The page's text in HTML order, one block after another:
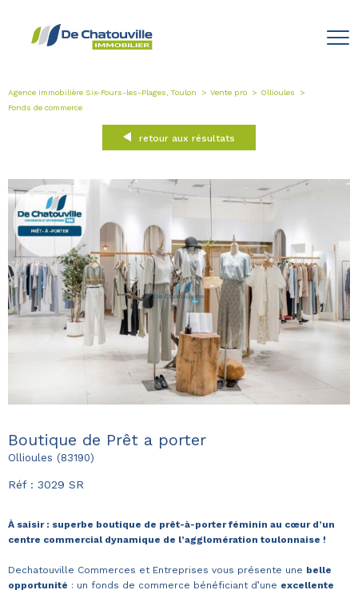
Agence Immobilière Six-Fours-les-Plages, Toulon Vente pro
Ollioules
Fonds de commerce
retour aux résultats
Boutique de Prêt a porter
Ollioules (83190)
Réf : 3029 SR
À saisir : superbe boutique de prêt-à-porter féminin au cœur d’un
centre commercial dynamique de l’agglomération toulonnaise !
Dechatouville Commerces et Entreprises vous présente une belle
opportunité : un fonds de commerce bénéficiant d’une excellente